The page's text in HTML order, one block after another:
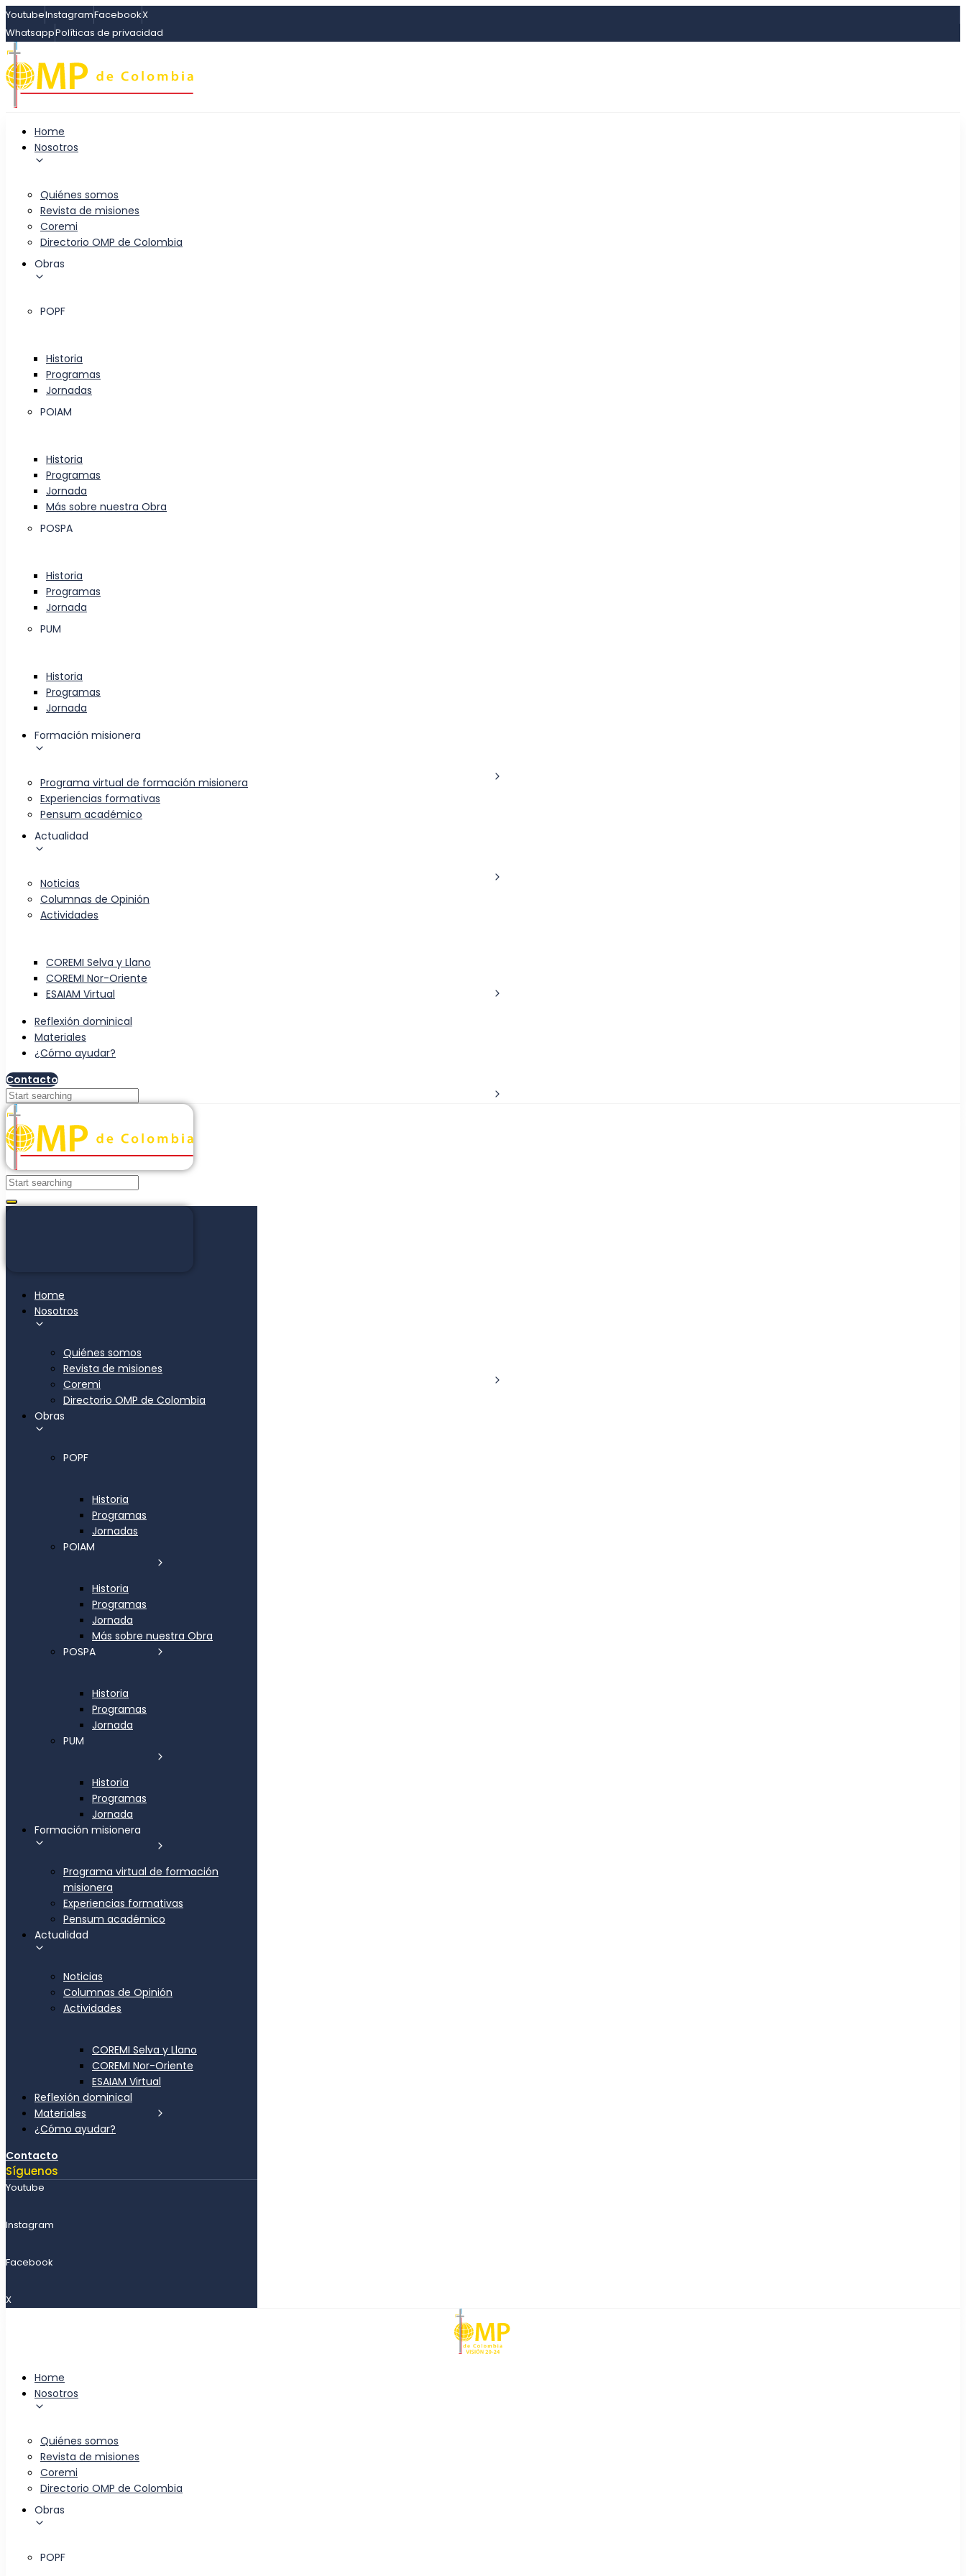
Skip
links
Skip
to
navigation
Skip
YoutubeInstagramFacebookX
WhatsappPolíticas de privacidad
Home
Nosotros
Quiénes somos
Revista de misiones
Coremi
Directorio OMP de Colombia
Obras
POPF
Historia
Programas
Jornadas
POIAM
Historia
Programas
Jornada
Más sobre nuestra Obra
POSPA
Historia
Programas
Jornada
PUM
Historia
Programas
Jornada
Formación misionera
Programa virtual de formación misionera
Experiencias formativas
Pensum académico
Actualidad
Noticias
Columnas de Opinión
Actividades
COREMI Selva y Llano
COREMI Nor-Oriente
ESAIAM Virtual
Reflexión dominical
Materiales
¿Cómo ayudar?
Contacto
Search
Search
Home
Nosotros
Quiénes somos
Revista de misiones
Coremi
Directorio OMP de Colombia
Obras
POPF
Historia
Programas
Jornadas
POIAM
Historia
Programas
Jornada
Más sobre nuestra Obra
POSPA
Historia
Programas
Jornada
PUM
Historia
Programas
Jornada
Formación misionera
Programa virtual de formación
misionera
Experiencias formativas
Pensum académico
Actualidad
Noticias
Columnas de Opinión
Actividades
COREMI Selva y Llano
COREMI Nor-Oriente
ESAIAM Virtual
Reflexión dominical
Materiales
¿Cómo ayudar?
Contacto
Síguenos
Youtube
Instagram
Facebook
X
Home
Nosotros
Quiénes somos
Revista de misiones
Coremi
Directorio OMP de Colombia
Obras
POPF